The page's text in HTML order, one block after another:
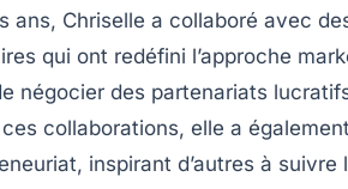
ans, Chriselle a collaboré avec
qui ont redéfini l’approche
négocier des partenariats
collaborations, elle a
inspirant d’autres à suivre